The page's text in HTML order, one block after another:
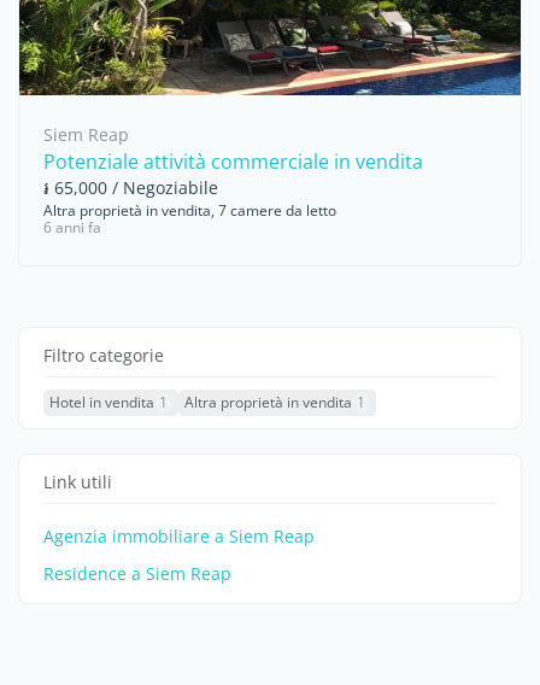
Siem Reap
Potenziale attività commerciale in vendita
៛ 65,000 / Negoziabile
Altra proprietà in vendita, 7 camere da letto
6 anni fa
Filtro categorie
Hotel in vendita 1 Altra proprietà in vendita 1
Link utili
Agenzia immobiliare a Siem Reap
Residence a Siem Reap